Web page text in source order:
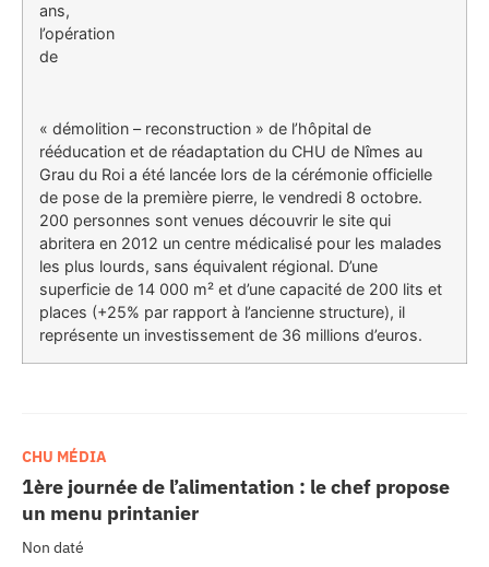
ans,
l’opération
de
« démolition – reconstruction » de l’hôpital de
rééducation et de réadaptation du CHU de Nîmes au
Grau du Roi a été lancée lors de la cérémonie officielle
de pose de la première pierre, le vendredi 8 octobre.
200 personnes sont venues découvrir le site qui
abritera en 2012 un centre médicalisé pour les malades
les plus lourds, sans équivalent régional. D’une
superficie de 14 000 m² et d’une capacité de 200 lits et
places (+25% par rapport à l’ancienne structure), il
représente un investissement de 36 millions d’euros.
1ère journée de l’alimentation : le chef propose
un menu printanier
Non daté
CHU MÉDIA